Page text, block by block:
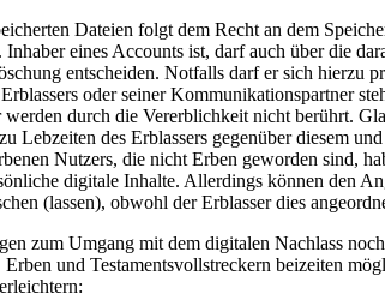
Dateien folgt dem Recht an dem
eines Accounts ist, darf auch über die
entscheiden. Notfalls darf er sich hierzu
oder seiner Kommunikationspartner
durch die Vererblichkeit nicht berührt.
Lebzeiten des Erblassers gegenüber diesem
Nutzers, die nicht Erben geworden sind,
digitale Inhalte. Allerdings können den
(lassen), obwohl der Erblasser dies
zum Umgang mit dem digitalen Nachlass
und Testamentsvollstreckern beizeiten